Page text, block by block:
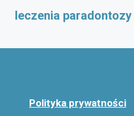
leczenia paradontozy
Polityka prywatności